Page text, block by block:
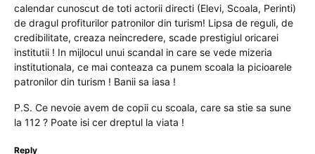
calendar cunoscut de toti actorii directi (Elevi, Scoala, Perinti)
de dragul profiturilor patronilor din turism! Lipsa de reguli, de
credibilitate, creaza neincredere, scade prestigiul oricarei
institutii ! In mijlocul unui scandal in care se vede mizeria
institutionala, ce mai conteaza ca punem scoala la picioarele
patronilor din turism ! Banii sa iasa !
P.S. Ce nevoie avem de copii cu scoala, care sa stie sa sune
la 112 ? Poate isi cer dreptul la viata !
Reply